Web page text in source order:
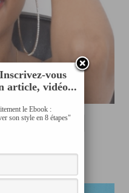
et rapide |
vous
article, vidéo...
le Ebook :
son style en 8 étapes"